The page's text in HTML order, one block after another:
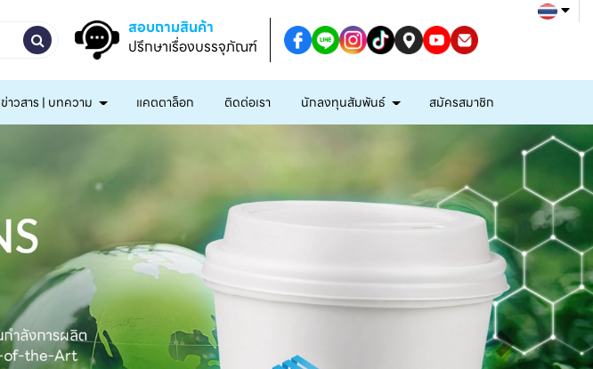
สอบถามสินค้า
ปรึกษาเรื่องบรรจุภัณฑ์
ข่าวสาร | บทความ แคตตาล็อก ติดต่อเรา นักลงทุนสัมพันธ์ สมัครสมาชิก